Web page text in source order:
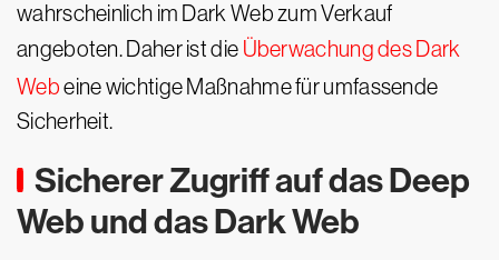
wahrscheinlich im Dark Web zum Verkauf
angeboten. Daher ist die Überwachung des Dark
Webeine wichtige Maßnahme für umfassende
Sicherheit.
Sicherer Zugriff auf das Deep
Web und das Dark Web